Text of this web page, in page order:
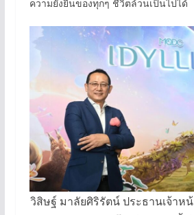
ความยั่งยืนของทุกๆ ชีวิตล้วนเป็นไปได้
วิสิษฐ์ มาลัยศิริรัตน์ ประธานเจ้าห